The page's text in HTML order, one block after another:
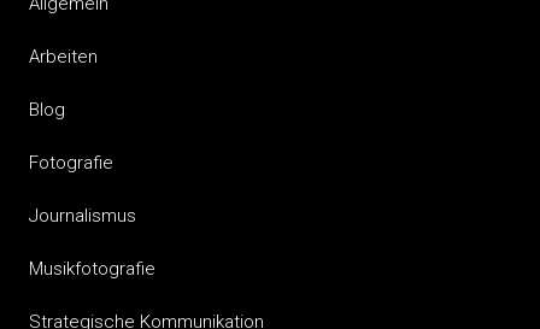
Arbeiten
Blog
Fotografie
Journalismus
Musikfotografie
Strategische Kommunikation